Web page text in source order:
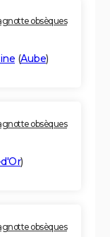
obsèques
(Aube)
obsèques
)
obsèques